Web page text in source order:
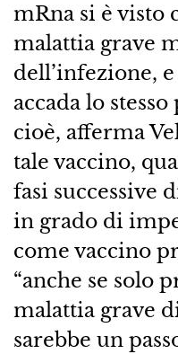
mRna si è visto
malattia grave
dell’infezione,
accada lo
cioè, afferma
tale vaccino,
fasi successive
in grado di
come vaccino
“anche se solo
malattia grave
sarebbe un